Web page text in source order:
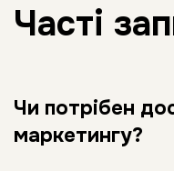
Часті
Чи потрібен
маркетингу?